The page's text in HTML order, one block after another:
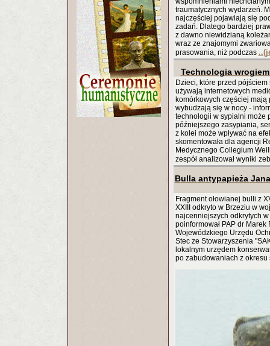
traumatycznych wydarzeń.
najczęściej pojawiają się
zadań. Dlatego bardziej
z dawno niewidzianą
wraz ze znajomymi
prasowania, niż podczas
Technologia
Dzieci, które przed
używają internetowych
komórkowych częściej
wybudzają się w nocy -
technologii w sypialni może
późniejszego zasypiania,
z kolei może wpływać na
skomentowała dla agencji
Medycznego Collegium
zespół analizował wyniki
Bulla antypapieża
Fragment ołowianej bulli z
XXIII odkryto w Brzeziu w
najcenniejszych odkrytych
poinformował PAP dr
Wojewódzkiego Urzędu
Stec ze Stowarzyszenia
lokalnym urzędem
po zabudowaniach z okresu